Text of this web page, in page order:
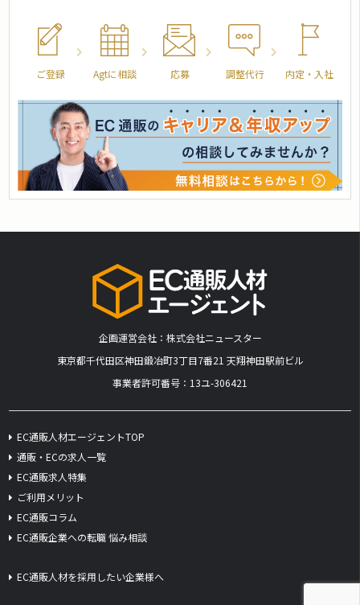
ご登録 Agtに相談 応募 調整代行 内定・入社
企画運営会社：株式会社ニュースター
​東京都千代田区神田鍛冶町3丁目7番21 天翔神田駅前ビル
事業者許可番号：13ユ-306421
EC通販人材エージェントTOP
通販・ECの求人一覧
EC通販求人特集
ご利用メリット
EC通販コラム
EC通販企業への転職 悩み相談
EC通販人材を採用したい企業様へ